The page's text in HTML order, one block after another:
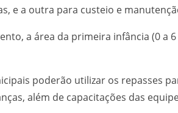
e a outra para custeio e
a área da primeira infância (0 a
poderão utilizar os repasses
além de capacitações das